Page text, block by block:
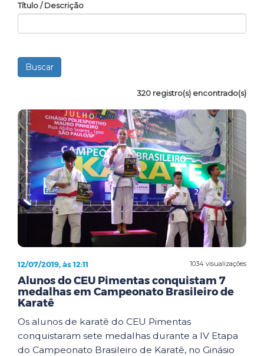
Título / Descrição
320 registro(s) encontrado(s)
1034 visualizações
12/07/2019, às 12:11
Alunos do CEU Pimentas conquistam 7
medalhas em Campeonato Brasileiro de
Karatê
Os alunos de karatê do CEU Pimentas
conquistaram sete medalhas durante a IV Etapa
do Campeonato Brasileiro de Karatê, no Ginásio